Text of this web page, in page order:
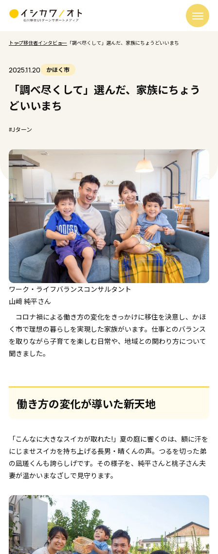
トップ移住者インタビュー 「調べ尽くして」選んだ、家族にちょうどいいまち
2025.11.20 かほく市
「調べ尽くして」選んだ、家族にちょう
どいいまち
#Jターン
ワーク・ライフバランスコンサルタント
山﨑 純平さん
コロナ禍による働き方の変化をきっかけに移住を決意し、かほ
く市で理想の暮らしを実現した家族がいます。仕事とのバランス
を取りながら子育てを楽しむ日常や、地域との関わり方について
聞きました。
働き方の変化が導いた新天地
「こんなに大きなスイカが取れた!」夏の庭に響くのは、額に汗を
にじませスイカを持ち上げる長男・晴くんの声。つるを切った弟
の凪瑳くんも誇らしげです。その様子を、純平さんと桃子さん夫
妻が温かいまなざしで見守ります。